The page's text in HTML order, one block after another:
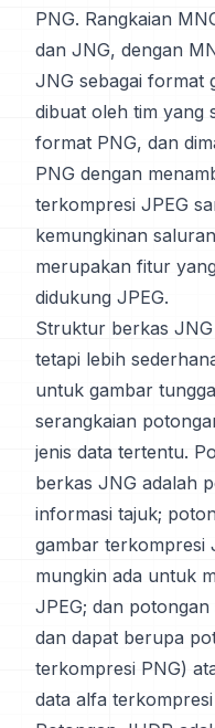
PNG. Rangkaian
dan JNG, dengan
JNG sebagai format
dibuat oleh tim yang
format PNG, dan
PNG dengan
terkompresi JPEG
kemungkinan
merupakan fitur
didukung JPEG.
Struktur berkas
tetapi lebih
untuk gambar
serangkaian
jenis data tertentu.
berkas JNG adalah
informasi tajuk;
gambar terkompresi
mungkin ada untuk
JPEG; dan
dan dapat berupa
terkompresi PNG)
data alfa